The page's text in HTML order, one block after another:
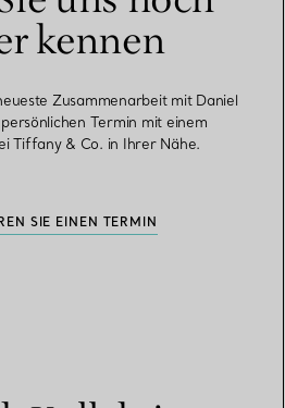
kennen
Zusammenarbeit mit Daniel
Termin mit einem
Tiffany & Co. in Ihrer Nähe.
SIE EINEN TERMIN